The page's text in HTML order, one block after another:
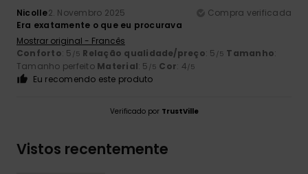
Nicolle2. Novembro 2025
Compra verificada
Era exatamente o que eu procurava
Mostrar original - Francês
Conforto: 5 /5 Relação qualidade/preço: 5 /5 Tamanho:
Tamanho perfeito Material: 5 /5 Cor: 4/5
Eu recomendo este produto
Verificado por TrustVille
Vistos recentemente